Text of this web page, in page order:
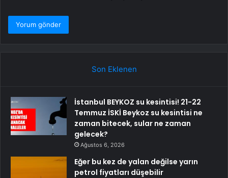
Son Eklenen
İstanbul BEYKOZ su kesintisi! 21-22
Temmuz İSKİ Beykoz su kesintisi ne
zaman bitecek, sular ne zaman
gelecek?
Ağustos 6, 2026
Eğer bu kez de yalan değilse yarın
petrol fiyatları düşebilir